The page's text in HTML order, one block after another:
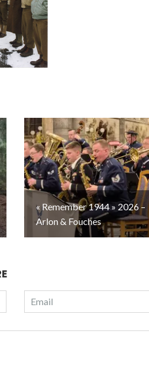
« Remember 1944 » 2026 –
Arlon & Fouches